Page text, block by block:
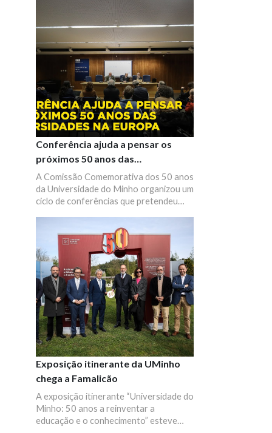
a participação de alguns dos principais
protagonistas e pensadores sobre a
temática da Universidade na Europa. Na
Escola de Direito, a presidente do
European University Institute, Patrizia
Nanz, trouxe a temática "The role of
universities in today's society".
Conferência ajuda a pensar os
próximos 50 anos das
Universidades na Europa
A Comissão Comemorativa dos 50 anos
da Universidade do Minho organizou um
ciclo de conferências que pretendeu
a participação de alguns dos principais
protagonistas e pensadores sobre a
temática da Universidade na Europa. No
auditório da ELACH, decorreu a sessão
"Algunos compromisos tácitos para el
porvenir de la universidad", com a
participação de Jaume Casals, Antigo
Reitor da Universidade Pompeu Fabra.
Exposição itinerante da UMinho
chega a Famalicão
A exposição itinerante “Universidade do
Minho: 50 anos a reinventar a
educação e o conhecimento” esteve